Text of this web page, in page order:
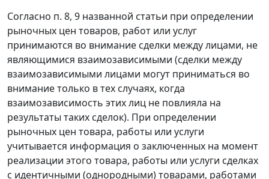
Согласно п. 8, 9 названной статьи при определении
рыночных цен товаров, работ или услуг
принимаются во внимание сделки между лицами, не
являющимися взаимозависимыми (сделки между
взаимозависимыми лицами могут приниматься во
внимание только в тех случаях, когда
взаимозависимость этих лиц не повлияла на
результаты таких сделок). При определении
рыночных цен товара, работы или услуги
учитывается информация о заключенных на момент
реализации этого товара, работы или услуги сделках
с идентичными (однородными) товарами, работами